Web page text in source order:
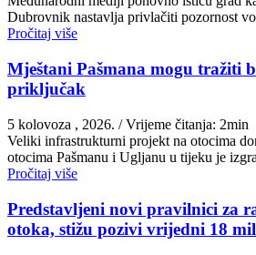
Dubrovnik nastavlja privlačiti pozornost
Pročitaj više
Mještani Pašmana mogu tražiti
priključak
5 kolovoza , 2026. / Vrijeme čitanja: 2min
Veliki infrastrukturni projekt na otocima
otocima Pašmanu i Ugljanu u tijeku je
Pročitaj više
Predstavljeni novi pravilnici za
otoka, stižu pozivi vrijedni 18